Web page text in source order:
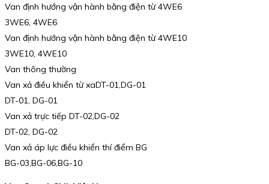
Van định hướng vận hành bằng điện từ 4WE6
3WE6, 4WE6
Van định hướng vận hành bằng điện từ 4WE10
3WE10, 4WE10
Van thông thường
Van xả điều khiển từ xaDT-01,DG-01
DT-01, DG-01
Van xả trực tiếp DT-02,DG-02
DT-02, DG-02
Van xả áp lực điều khiển thí điểm BG
BG-03,BG-06,BG-10